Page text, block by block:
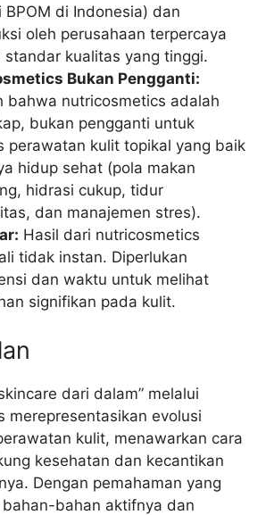
BPOM di Indonesia) dan
oleh perusahaan terpercaya
standar kualitas yang tinggi.
Bukan Pengganti:
bahwa nutricosmetics adalah
bukan pengganti untuk
perawatan kulit topikal yang baik
hidup sehat (pola makan
hidrasi cukup, tidur
dan manajemen stres).
Hasil dari nutricosmetics
tidak instan. Diperlukan
dan waktu untuk melihat
signifikan pada kulit.
dari dalam” melalui
merepresentasikan evolusi
kulit, menawarkan cara
kesehatan dan kecantikan
Dengan pemahaman yang
bahan aktifnya dan